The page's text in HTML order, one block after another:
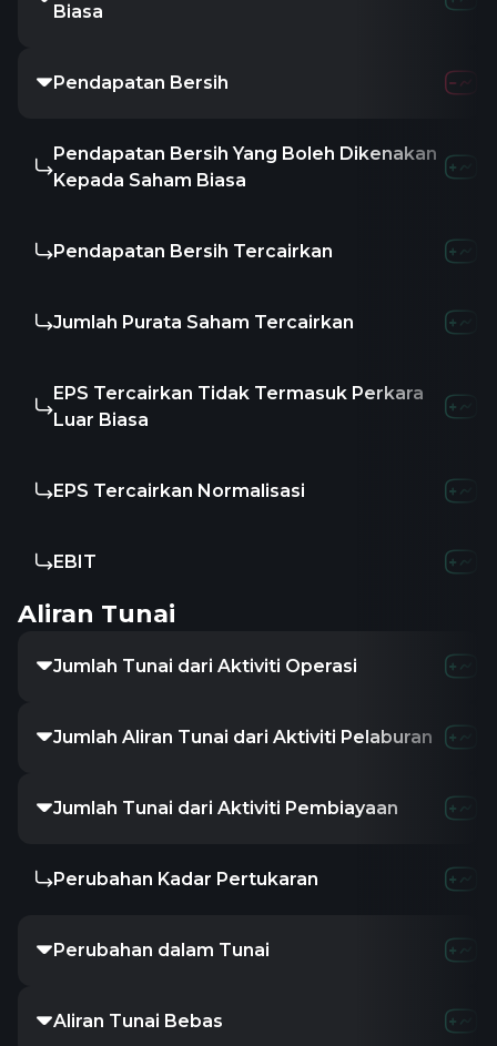
Biasa
Pendapatan Bersih
Pendapatan Bersih Yang Boleh Dikenakan
Kepada Saham Biasa
Pendapatan Bersih Tercairkan
Jumlah Purata Saham Tercairkan
EPS Tercairkan Tidak Termasuk Perkara
Luar Biasa
EPS Tercairkan Normalisasi
EBIT
Aliran Tunai
Jumlah Tunai dari Aktiviti Operasi
Jumlah Aliran Tunai dari Aktiviti Pelaburan
Jumlah Tunai dari Aktiviti Pembiayaan
Perubahan Kadar Pertukaran
Perubahan dalam Tunai
Aliran Tunai Bebas